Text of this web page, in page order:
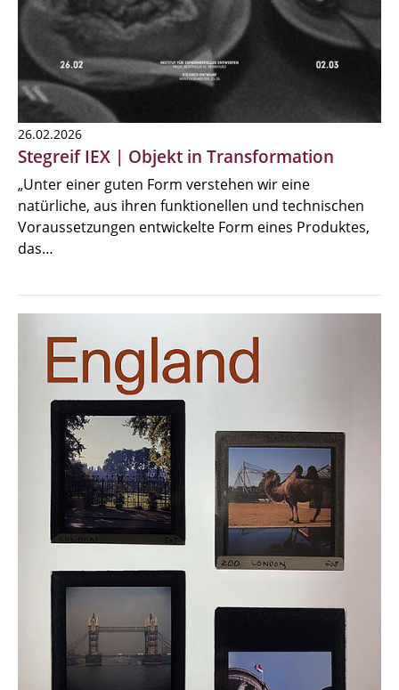
26.02.2026
Stegreif IEX | Objekt in Transformation
„Unter einer guten Form verstehen wir eine
natürliche, aus ihren funktionellen und technischen
Voraussetzungen entwickelte Form eines Produktes,
das…